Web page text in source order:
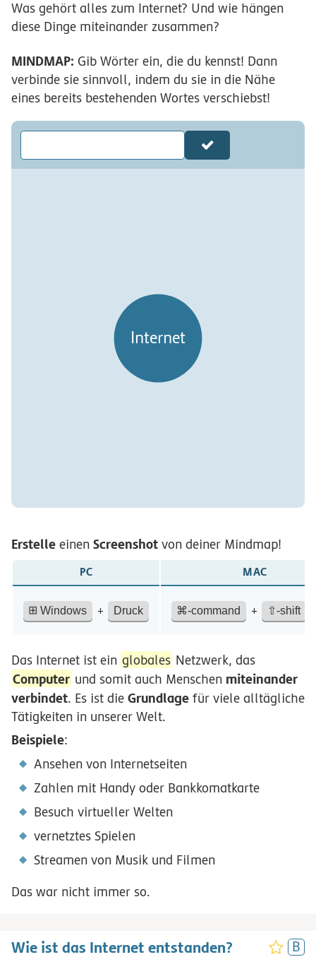
Was gehört alles zum Internet? Und wie hängen
diese Dinge miteinander zusammen?
MINDMAP: Gib Wörter ein, die du kennst! Dann
verbinde sie sinnvoll, indem du sie in die Nähe
eines bereits bestehenden Wortes verschiebst!
Internet
Erstelle einen Screenshot von deiner Mindmap!
PC MAC
⊞ Windows + Druck ⌘-command + ⇧-shift
Das Internet ist ein globales Netzwerk, das
Computer und somit auch Menschen miteinander
verbindet. Es ist die Grundlage für viele alltägliche
Tätigkeiten in unserer Welt.
Beispiele:
Ansehen von Internetseiten
Zahlen mit Handy oder Bankkomatkarte
Besuch virtueller Welten
vernetztes Spielen
Streamen von Musik und Filmen
Das war nicht immer so.
Wie ist das Internet entstanden?